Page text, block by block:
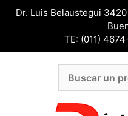
SaltarDr. Luis Belaustegui
TE: (011)